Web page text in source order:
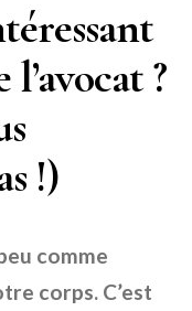
?
!)
comme
corps. C’est